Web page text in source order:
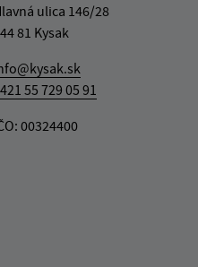
ulica 146/28
81 Kysak
55 729 05 91
00324400